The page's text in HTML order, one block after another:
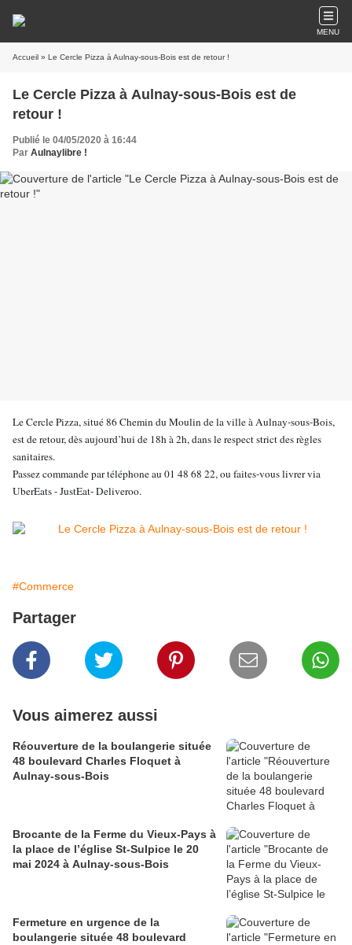
MENU
Accueil » Le Cercle Pizza à Aulnay-sous-Bois est de retour !
Le Cercle Pizza à Aulnay-sous-Bois est de
retour !
Publié le 04/05/2020 à 16:44
Par Aulnaylibre !
Le Cercle Pizza, situé 86 Chemin du Moulin de la ville à Aulnay-sous-Bois,
est de retour, dès aujourd’hui de 18h à 2h, dans le respect strict des règles
sanitaires.
Passez commande par téléphone au 01 48 68 22, ou faites-vous livrer via
UberEats - JustEat- Deliveroo.
#Commerce
Partager
Vous aimerez aussi
Réouverture de la boulangerie située
48 boulevard Charles Floquet à
Aulnay-sous-Bois
Brocante de la Ferme du Vieux-Pays à
la place de l’église St-Sulpice le 20
mai 2024 à Aulnay-sous-Bois
Fermeture en urgence de la
boulangerie située 48 boulevard